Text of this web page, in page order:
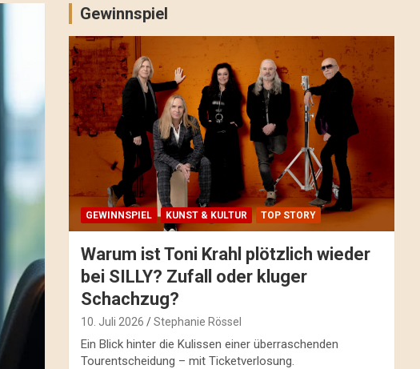
Gewinnspiel
GEWINNSPIEL KUNST & KULTUR TOP STORY
Warum ist Toni Krahl plötzlich wieder
bei SILLY? Zufall oder kluger
Schachzug?
10. Juli 2026 Stephanie Rössel
Ein Blick hinter die Kulissen einer überraschenden
Tourentscheidung – mit Ticketverlosung.